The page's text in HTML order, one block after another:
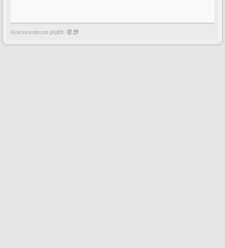
Funcionando con phpBB -